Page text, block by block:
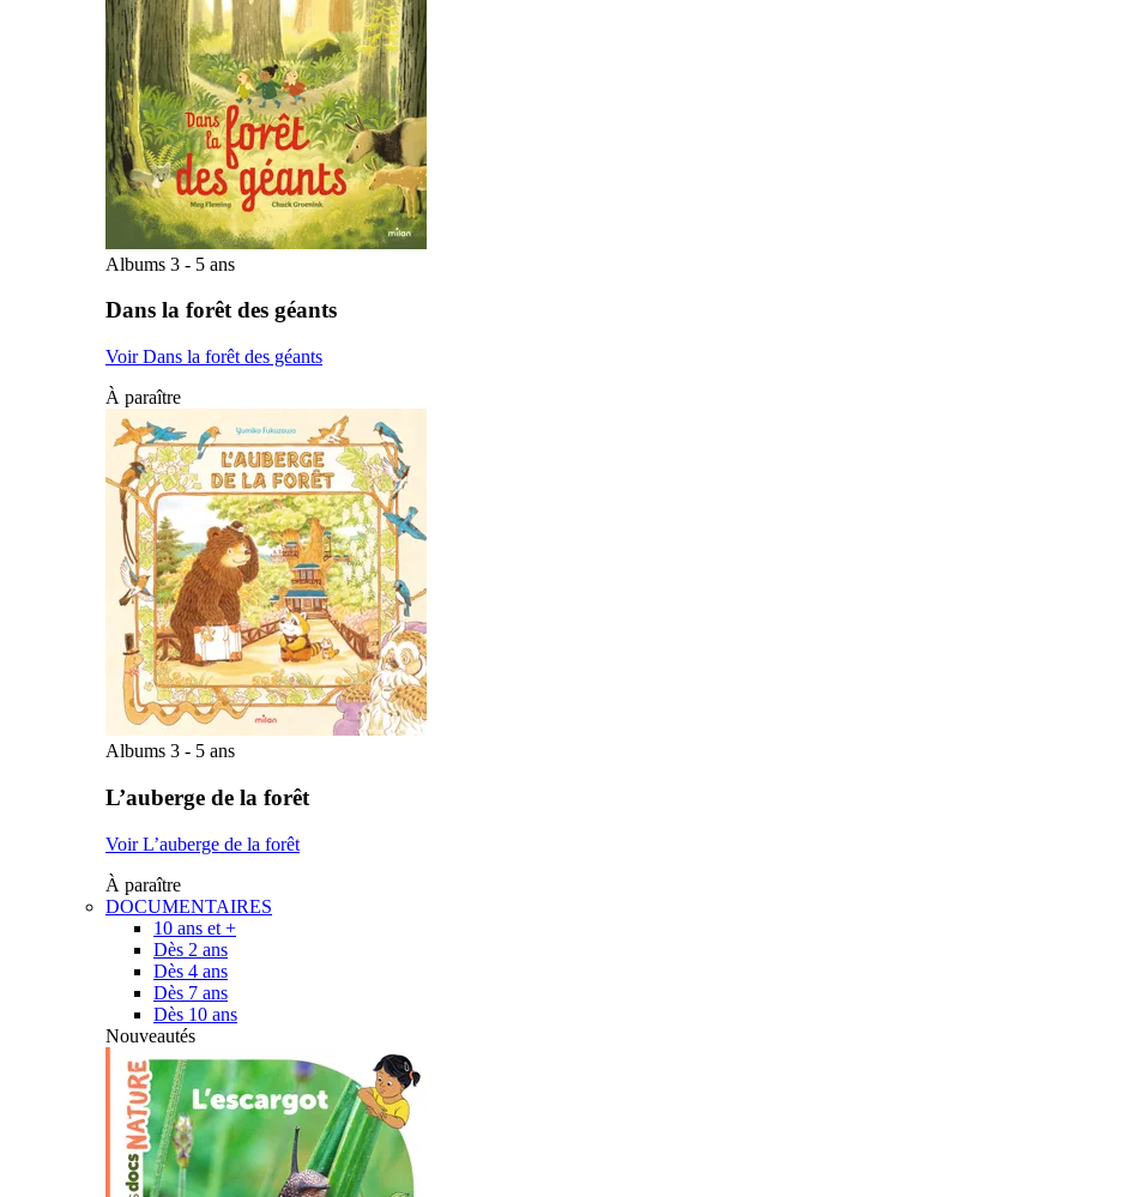
Albums 3 - 5 ans
Dans la forêt des géants
Voir Dans la forêt des géants
À paraître
Albums 3 - 5 ans
L’auberge de la forêt
Voir L’auberge de la forêt
À paraître
DOCUMENTAIRES
10 ans et +
Dès 2 ans
Dès 4 ans
Dès 7 ans
Dès 10 ans
Nouveautés